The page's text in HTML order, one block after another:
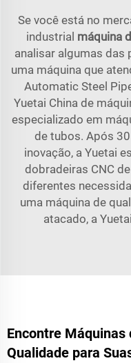
Se você está no
industrial máquina
analisar algumas das
uma máquina que
Automatic Steel
Yuetai China de
especializado em
de tubos. Após
inovação, a Yuetai
dobradeiras CNC
diferentes
uma máquina de
atacado, a
Encontre Máquinas
Qualidade para